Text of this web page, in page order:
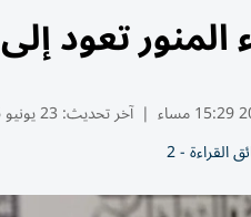
المنور تعود
| آخر تحديث: 23 يونيو 15:36 2026
القراءة - 2